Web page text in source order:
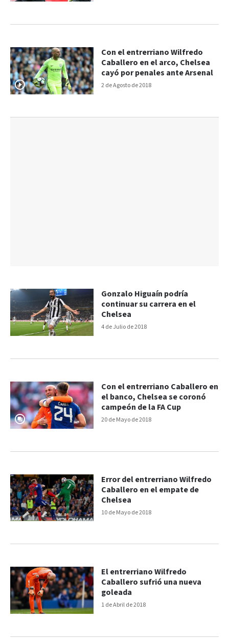
2 de Agosto de 2018
Con el entrerriano Wilfredo
Caballero en el arco, Chelsea
cayó por penales ante Arsenal
4 de Julio de 2018
Gonzalo Higuaín podría
continuar su carrera en el
Chelsea
20 de Mayo de 2018
Con el entrerriano Caballero en
el banco, Chelsea se coronó
campeón de la FA Cup
10 de Mayo de 2018
Error del entrerriano Wilfredo
Caballero en el empate de
Chelsea
1 de Abril de 2018
El entrerriano Wilfredo
Caballero sufrió una nueva
goleada